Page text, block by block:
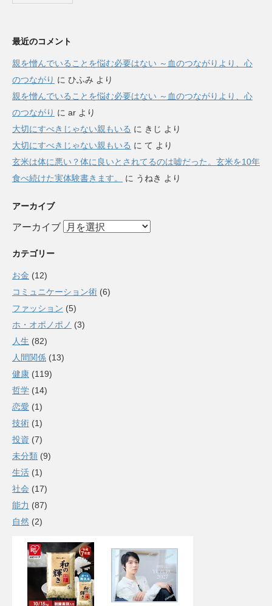
最近のコメント
親を憎んでいることを悩む必要はない ～血のつながりより、心
のつながり に ひふみ より
親を憎んでいることを悩む必要はない ～血のつながりより、心
のつながり に ar より
大切にすべきじゃない親もいる に きじ より
大切にすべきじゃない親もいる に て より
玄米は体に悪い？体に良いとされてるのは嘘だった。玄米を10年
食べ続けた実体験書きます。
に うねき より
アーカイブ
アーカイブ
カテゴリー
お金 (12)
コミュニケーション術 (6)
ファッション (5)
ホ・オポノポノ (3)
人生 (82)
人間関係 (13)
健康 (119)
哲学 (14)
恋愛 (1)
技術 (1)
投資 (7)
未分類 (9)
生活 (1)
社会 (17)
能力 (87)
自然 (2)